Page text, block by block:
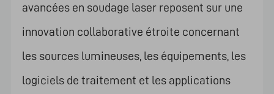
avancées en soudage laser reposent sur une
innovation collaborative étroite concernant
les sources lumineuses, les équipements, les
logiciels de traitement et les applications